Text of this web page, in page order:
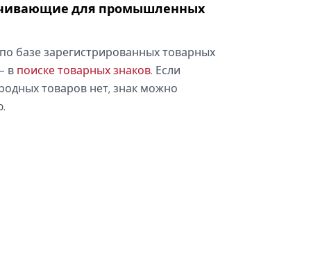
для промышленных
базе зарегистрированных товарных
в поиске товарных знаков. Если
товаров нет, знак можно